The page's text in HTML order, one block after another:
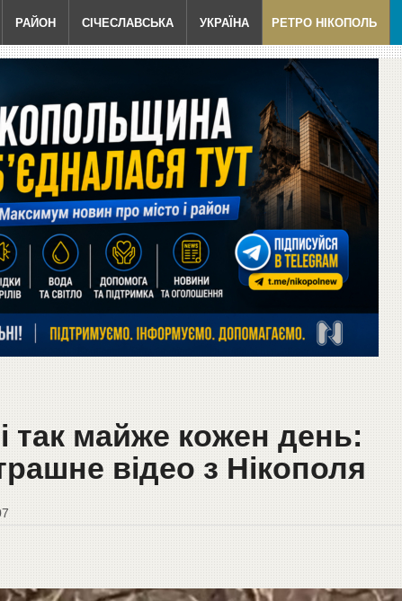
РАЙОН СІЧЕСЛАВСЬКА УКРАЇНА РЕТРО НІКОПОЛЬ
так майже кожен день:
відео з Нікополя